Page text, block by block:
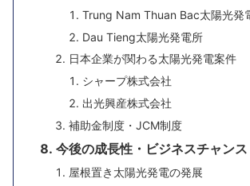
Trung Nam Thuan Bac太陽光発
Dau Tieng太陽光発電所
日本企業が関わる太陽光発電案件
シャープ株式会社
出光興産株式会社
補助金制度・JCM制度
今後の成長性・ビジネスチャンス
屋根置き太陽光発電の発展